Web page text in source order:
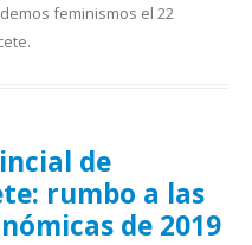
feminismos el 22
.
de
rumbo a las
de 2019